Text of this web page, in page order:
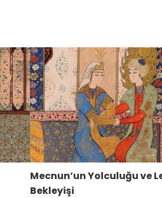
Mecnun’un Yolculuğu ve
Bekleyişi